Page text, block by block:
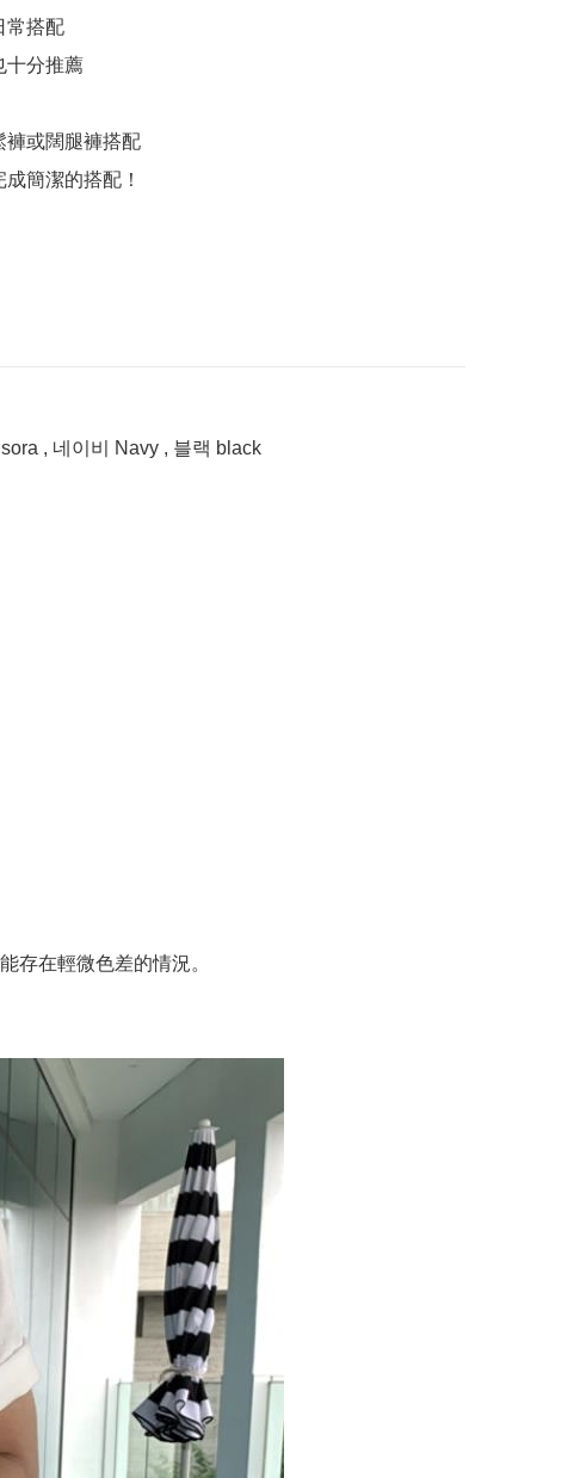
常搭配
十分推薦
褲或闊腿褲搭配
成簡潔的搭配！
, 네이비 Navy , 블랙 black
存在輕微色差的情況。